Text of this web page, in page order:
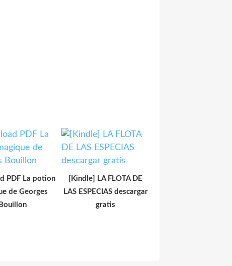
PDF La potion
de Georges
Bouillon
[Kindle] LA FLOTA DE
LAS ESPECIAS descargar
gratis